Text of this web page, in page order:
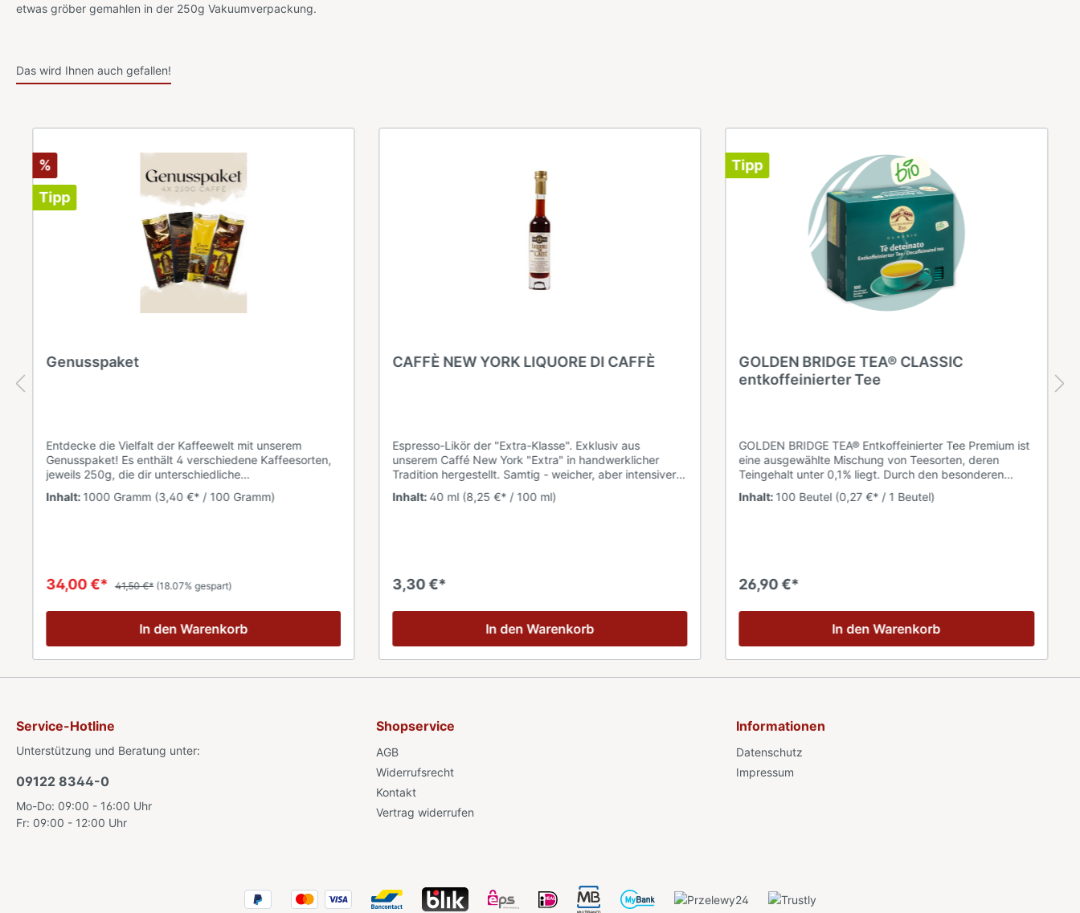
etwas gröber gemahlen in der 250g Vakuumverpackung.
Das wird Ihnen auch gefallen!
%
Tipp
Genusspaket
Entdecke die Vielfalt der Kaffeewelt mit unserem
Genusspaket! Es enthält 4 verschiedene Kaffeesorten,
jeweils 250g, die dir unterschiedliche
Geschmackserlebnisse bieten.Perfekt für alle, die neue
Aromen entdecken möchten – ideal für Kaffeeliebhaber
York XXXX
Inhalt: 1000 Gramm (3,40 €* / 100 Gramm)
34,00 €* 41,50 €* (18.07% gespart)
In den Warenkorb
CAFFÈ NEW YORK LIQUORE DI CAFFÈ
Espresso-Likör der "Extra-Klasse". Exklusiv aus
unserem Caffé New York "Extra" in handwerklicher
Tradition hergestellt. Samtig - weicher, aber intensiver
Kaffeegeschmack - frei von künstlichen Aromen.
Liquore Di "Caffé New York" erhalten Sie als 4cl-
Inhalt: 40 ml (8,25 €* / 100 ml)
3,30 €*
In den Warenkorb
Tipp
GOLDEN BRIDGE TEA® CLASSIC
entkoffeinierter Tee
GOLDEN BRIDGE TEA® Entkoffeinierter Tee Premium ist
eine ausgewählte Mischung von Teesorten, deren
Teingehalt unter 0,1% liegt. Durch den besonderen
Geschmack und den niedrigen Teingehalt ist dieser Tee
ein wohltuendes Getränk für jede Tageszeit.Zutaten:
Energie 3kj /1 kcal., Fett 0g, davon gesättigte
Fettsäuren 0g, Kohlenhydrate 0,2 g, davon Zucker <0,1
Inhalt: 100 Beutel (0,27 €* / 1 Beutel)
26,90 €*
In den Warenkorb
Service-Hotline
Unterstützung und Beratung unter:
09122 8344-0
Mo-Do: 09:00 - 16:00 Uhr
Fr: 09:00 - 12:00 Uhr
Shopservice
AGB
Widerrufsrecht
Kontakt
Vertrag widerrufen
Informationen
Datenschutz
Impressum